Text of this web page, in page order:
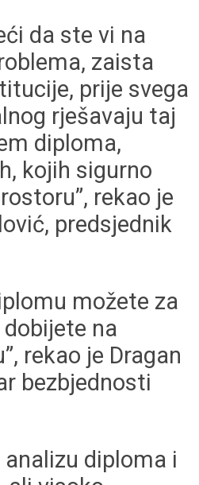
da ste vi na
zaista
prije svega
rješavaju taj
diploma,
kojih sigurno
rekao je
predsjednik
možete za
na
rekao je Dragan
bezbjednosti
analizu diploma i